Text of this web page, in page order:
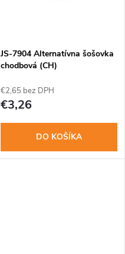
JS-7904 Alternatívna šošovka
chodbová (CH)
€2,65 bez DPH
€3,26
DO KOŠÍKA